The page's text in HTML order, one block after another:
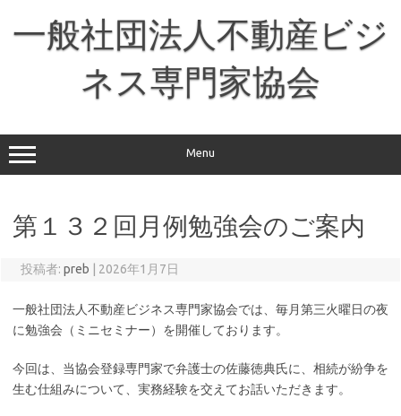
一般社団法人不動産ビジ
ネス専門家協会
Menu
第１３２回月例勉強会のご案内
投稿者: preb 2026年1月7日
一般社団法人不動産ビジネス専門家協会では、毎月第三火曜日の夜
に勉強会（ミニセミナー）を開催しております。
今回は、当協会登録専門家で弁護士の佐藤徳典氏に、相続が紛争を
生む仕組みについて、実務経験を交えてお話いただきます。